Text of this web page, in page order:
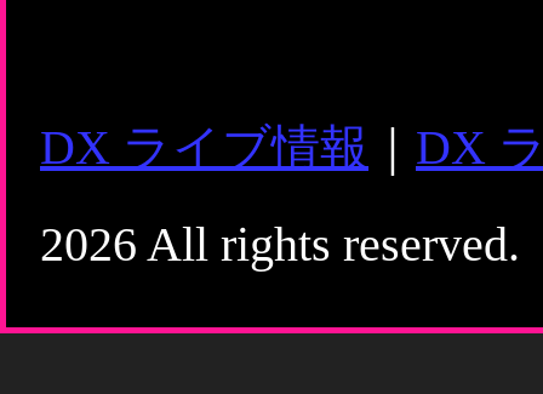
DX ライブ情報
DX
2026 All rights reserved.